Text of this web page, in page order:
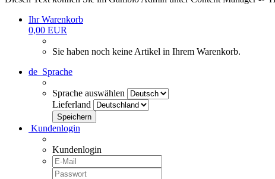
Ihr Warenkorb
0,00 EUR
Sie haben noch keine Artikel in Ihrem Warenkorb.
de Sprache
Sprache auswählen
Lieferland
Kundenlogin
Kundenlogin